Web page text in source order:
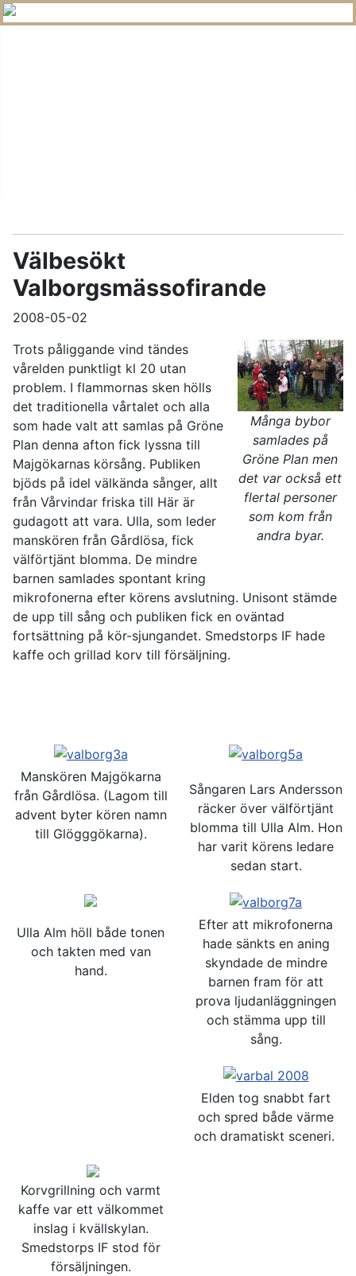
Välbesökt
Valborgsmässofirande
2008-05-02
Många bybor
samlades på
Gröne Plan men
det var också ett
flertal personer
som kom från
andra byar.
Trots påliggande vind tändes
vårelden punktligt kl 20 utan
problem. I flammornas sken hölls
det traditionella vårtalet och alla
som hade valt att samlas på Gröne
Plan denna afton fick lyssna till
Majgökarnas körsång. Publiken
bjöds på idel välkända sånger, allt
från Vårvindar friska till Här är
gudagott att vara. Ulla, som leder
manskören från Gårdlösa, fick
välförtjänt blomma. De mindre
barnen samlades spontant kring
mikrofonerna efter körens avslutning. Unisont stämde
de upp till sång och publiken fick en oväntad
fortsättning på kör-sjungandet. Smedstorps IF hade
kaffe och grillad korv till försäljning.
Manskören Majgökarna
från Gårdlösa. (Lagom till
advent byter kören namn
till Glögggökarna).
Sångaren Lars Andersson
räcker över välförtjänt
blomma till Ulla Alm. Hon
har varit körens ledare
sedan start.
Ulla Alm höll både tonen
och takten med van
hand.
Efter att mikrofonerna
hade sänkts en aning
skyndade de mindre
barnen fram för att
prova ljudanläggningen
och stämma upp till
sång.
Elden tog snabbt fart
och spred både värme
och dramatiskt sceneri.
Korvgrillning och varmt
kaffe var ett välkommet
inslag i kvällskylan.
Smedstorps IF stod för
försäljningen.